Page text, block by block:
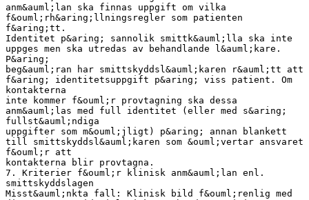
anm&auml;lan ska finnas uppgift om vilka
f&ouml;rh&aring;llningsregler som patienten
f&aring;tt.
Identitet p&aring; sannolik smittk&auml;lla ska inte
uppges men ska utredas av behandlande l&auml;kare.
P&aring;
beg&auml;ran har smittskyddsl&auml;karen r&auml;tt att
f&aring; identitetsuppgift p&aring; viss patient. Om
kontakterna
inte kommer f&ouml;r provtagning ska dessa
anm&auml;las med full identitet (eller med s&aring;
fullst&auml;ndiga
uppgifter som m&ouml;jligt) p&aring; annan blankett
till smittskyddsl&auml;karen som &ouml;vertar ansvaret
f&ouml;r att
kontakterna blir provtagna.
7. Kriterier f&ouml;r klinisk anm&auml;lan enl.
smittskyddslagen
Misst&auml;nkta fall: Klinisk bild f&ouml;renlig med